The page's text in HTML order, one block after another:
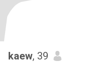
kaew, 39